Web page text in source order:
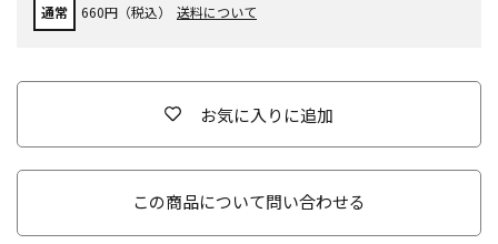
通常 660円（税込） 送料について
お気に入りに追加
この商品について問い合わせる